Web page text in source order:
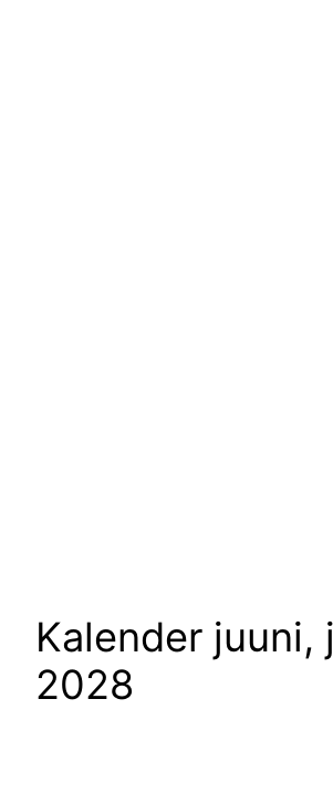
Kalender juuni,
2028